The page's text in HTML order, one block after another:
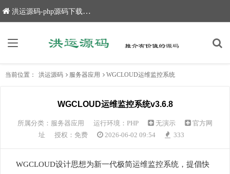
洪运源码-php源码下载,网站源码,网站源码下载
当前位置： 洪运源码 服务器应用 WGCLOUD运维监控系统
WGCLOUD运维监控系统v3.6.8
所属分类： 服务器应用 运行环境：PHP 无演示
官方网
址
授权：免费 2026-06-02 09:54 333
WGCLOUD设计思想为新一代极简运维监控系统，提倡快